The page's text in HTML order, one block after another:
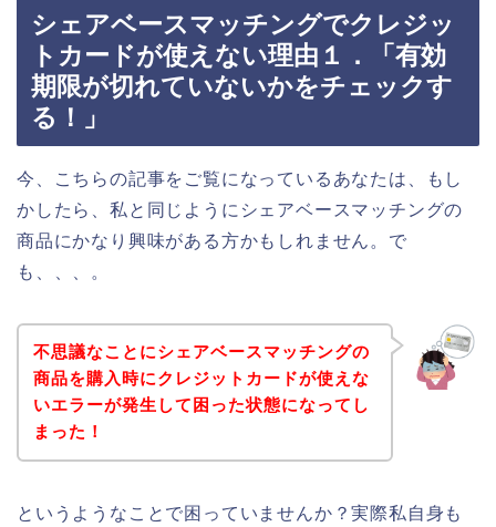
シェアベースマッチングでクレジッ
トカードが使えない理由１．「有効
期限が切れていないかをチェックす
る！」
今、こちらの記事をご覧になっているあなたは、もし
かしたら、私と同じようにシェアベースマッチングの
商品にかなり興味がある方かもしれません。で
も、、、。
不思議なことにシェアベースマッチングの
商品を購入時にクレジットカードが使えな
いエラーが発生して困った状態になってし
まった！
というようなことで困っていませんか？実際私自身も